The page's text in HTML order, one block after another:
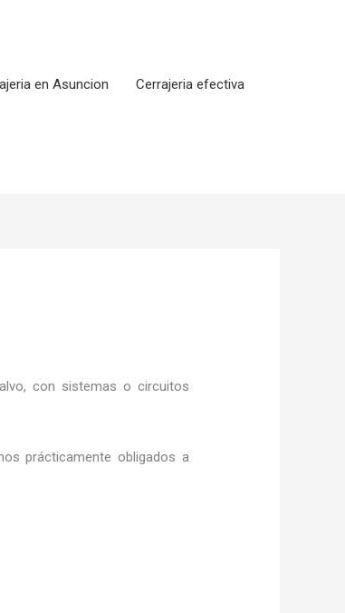
en Asuncion
Cerrajeria efectiva
con sistemas o circuitos
prácticamente obligados a